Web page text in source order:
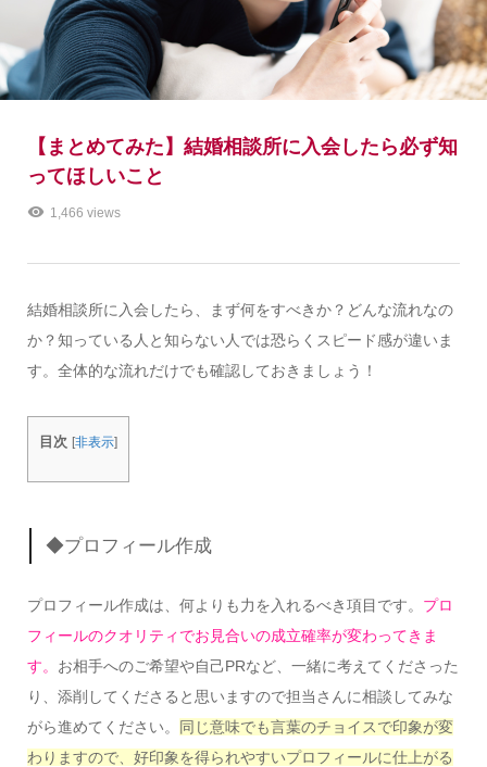
【まとめてみた】結婚相談所に入会したら必ず知
ってほしいこと
1,466 views
結婚相談所に入会したら、まず何をすべきか？どんな流れなの
か？知っている人と知らない人では恐らくスピード感が違いま
す。全体的な流れだけでも確認しておきましょう！
目次 [非表示]
◆プロフィール作成
プロフィール作成は、何よりも力を入れるべき項目です。 プロ
フィールのクオリティでお見合いの成立確率が変わってきま
す。 お相手へのご希望や自己PRなど、一緒に考えてくださった
り、添削してくださると思いますので担当さんに相談してみな
がら進めてください。
同じ意味でも言葉のチョイスで印象が変
わりますので、好印象を得られやすいプロフィールに仕上がる